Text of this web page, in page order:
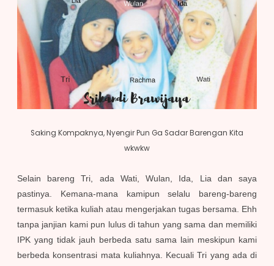
Saking Kompaknya, Nyengir Pun Ga Sadar Barengan Kita
wkwkw
Selain bareng Tri, ada Wati, Wulan, Ida, Lia dan saya
pastinya. Kemana-mana kamipun selalu bareng-bareng
termasuk ketika kuliah atau mengerjakan tugas bersama. Ehh
tanpa janjian kami pun lulus di tahun yang sama dan memiliki
IPK yang tidak jauh berbeda satu sama lain meskipun kami
berbeda konsentrasi mata kuliahnya. Kecuali Tri yang ada di